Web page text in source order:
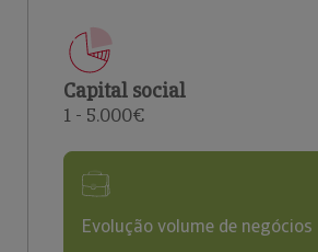
Capital social
1 - 5.000€
Evolução volume de negócios